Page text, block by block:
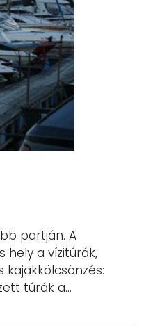
partján. A
hely a vízitúrák,
túrák a...